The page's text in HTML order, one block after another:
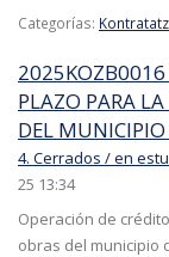
Categorías:
2025KOZB0016
PLAZO PARA
DEL MUNICIPIO
4. Cerrados / en
25 13:34
Operación de
obras del municipio